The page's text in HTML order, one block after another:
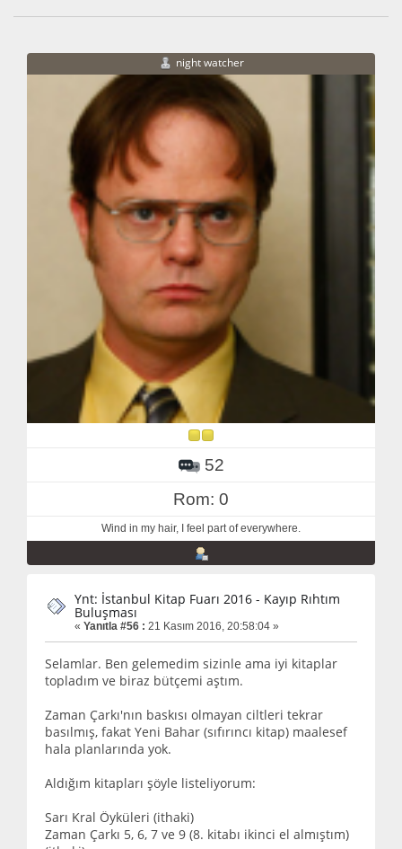
night watcher
52
Rom: 0
Wind in my hair, I feel part of everywhere.
Ynt: İstanbul Kitap Fuarı 2016 - Kayıp Rıhtım
Buluşması
« Yanıtla #56 : 21 Kasım 2016, 20:58:04 »
Selamlar. Ben gelemedim sizinle ama iyi kitaplar
topladım ve biraz bütçemi aştım.
Zaman Çarkı'nın baskısı olmayan ciltleri tekrar
basılmış, fakat Yeni Bahar (sıfırıncı kitap) maalesef
hala planlarında yok.
Aldığım kitapları şöyle listeliyorum:
Sarı Kral Öyküleri (ithaki)
Zaman Çarkı 5, 6, 7 ve 9 (8. kitabı ikinci el almıştım)